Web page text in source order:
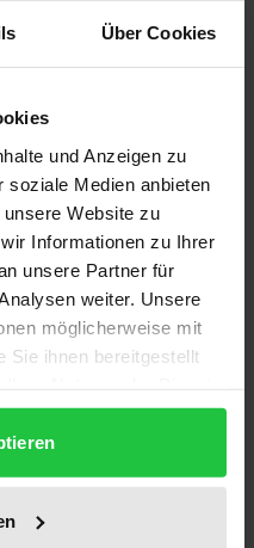
Über Cookies
und Anzeigen zu
soziale Medien anbieten
Website zu
Informationen zu Ihrer
unsere Partner für
weiter. Unsere
möglicherweise mit
Sie ihnen bereitgestellt
sich nach der